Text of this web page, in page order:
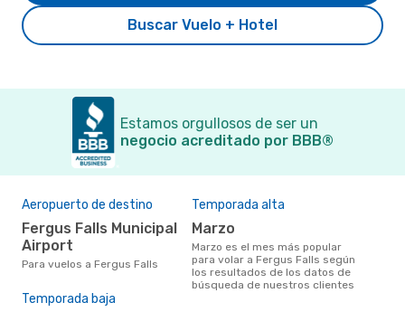
Buscar Vuelo + Hotel
Estamos orgullosos de ser un
negocio acreditado por BBB®
Aeropuerto de destino
Fergus Falls Municipal
Airport
Para vuelos a Fergus Falls
Temporada alta
marzo
marzo es el mes más popular
para volar a Fergus Falls según
los resultados de los datos de
búsqueda de nuestros clientes
Temporada baja